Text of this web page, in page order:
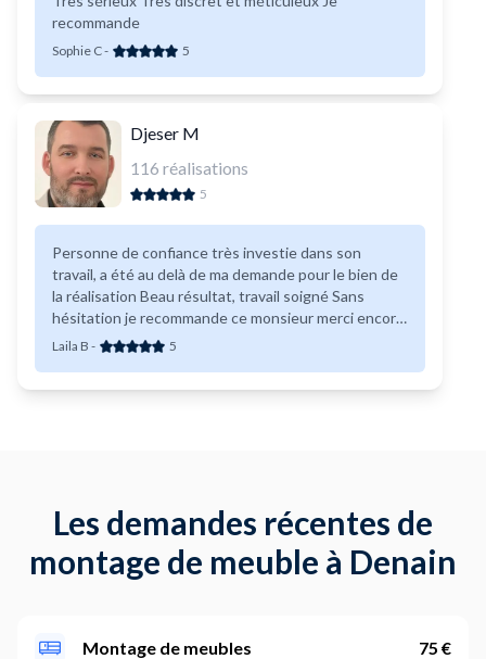
recommande
Sophie C- 5
Djeser M
116 réalisations
5
Personne de confiance très investie dans son
travail, a été au delà de ma demande pour le bien de
la réalisation Beau résultat, travail soigné Sans
hésitation je recommande ce monsieur merci encore
il a monter mes meuble de cuisine IKEA
Laila B - 5
Les demandes récentes de
montage de meuble à Denain
Montage de meubles 75 €